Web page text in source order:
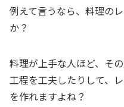
例えて言うなら、料理の
か？
料理が上手な人ほど、そ
工程を工夫したりして、
を作れますよね？